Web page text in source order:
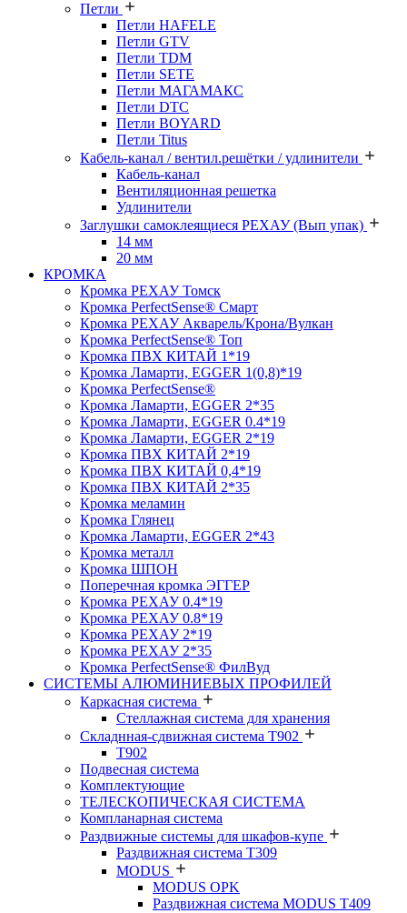
Петли
Петли HAFELE
Петли GTV
Петли TDM
Петли SETE
Петли МАГАМАКС
Петли DTC
Петли BOYARD
Петли Titus
Кабель-канал / вентил.решётки / удлинители
Кабель-канал
Вентиляционная решетка
Удлинители
Заглушки самоклеящиеся РЕХАУ (Вып упак)
14 мм
20 мм
КРОМКА
Кромка PЕХАУ Томск
Кромка PerfectSense® Смарт
Кромка PЕХАУ Акварель/Крона/Вулкан
Кромка PerfectSense® Топ
Кромка ПВХ КИТАЙ 1*19
Кромка Ламарти, EGGER 1(0,8)*19
Кромка PerfectSense®
Кромка Ламарти, EGGER 2*35
Кромка Ламарти, EGGER 0.4*19
Кромка Ламарти, EGGER 2*19
Кромка ПВХ КИТАЙ 2*19
Кромка ПВХ КИТАЙ 0,4*19
Кромка ПВХ КИТАЙ 2*35
Кромка меламин
Кромка Глянец
Кромка Ламарти, EGGER 2*43
Кромка металл
Кромка ШПОН
Поперечная кромка ЭГГЕР
Кромка PЕХАУ 0.4*19
Кромка PЕХАУ 0.8*19
Кромка PЕХАУ 2*19
Кромка PЕХАУ 2*35
Кромка PerfectSense® ФилВуд
СИСТЕМЫ АЛЮМИНИЕВЫХ ПРОФИЛЕЙ
Каркасная система
Стеллажная система для хранения
Складнная-сдвижная система Т902
T902
Подвесная система
Комплектующие
ТЕЛЕСКОПИЧЕСКАЯ СИСТЕМА
Компланарная система
Раздвижные системы для шкафов-купе
Раздвижная система Т309
MODUS
MODUS OPK
Раздвижная система MODUS T409